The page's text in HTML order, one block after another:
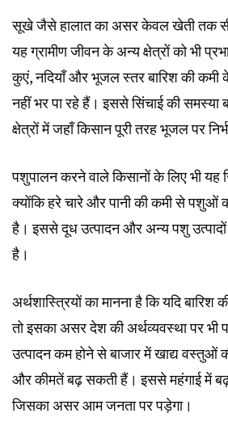
सूखे जैसे हालात का असर केवल खेती तक
यह ग्रामीण जीवन के अन्य क्षेत्रों को भी
कुएं, नदियाँ और भूजल स्तर बारिश की कमी
नहीं भर पा रहे हैं। इससे सिंचाई की
क्षेत्रों में जहाँ किसान पूरी तरह भूजल पर
पशुपालन करने वाले किसानों के लिए भी यह
क्योंकि हरे चारे और पानी की कमी से पशुओं
है। इससे दूध उत्पादन और अन्य पशु
है।
अर्थशास्त्रियों का मानना है कि यदि बारिश
तो इसका असर देश की अर्थव्यवस्था पर
उत्पादन कम होने से बाजार में खाद्य वस्तुओं
और कीमतें बढ़ सकती हैं। इससे महंगाई में
जिसका असर आम जनता पर पड़ेगा।